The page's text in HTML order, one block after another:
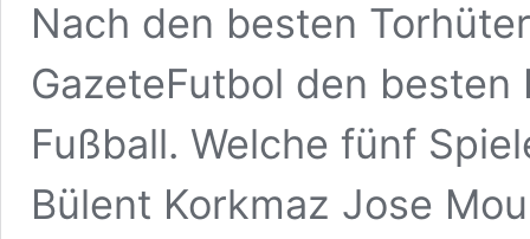
Nach den besten
GazeteFutbol den
Fußball. Welche fünf
Bülent Korkmaz Jose